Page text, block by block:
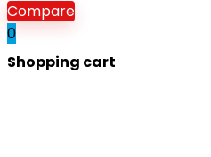
Compare
0
Shopping cart